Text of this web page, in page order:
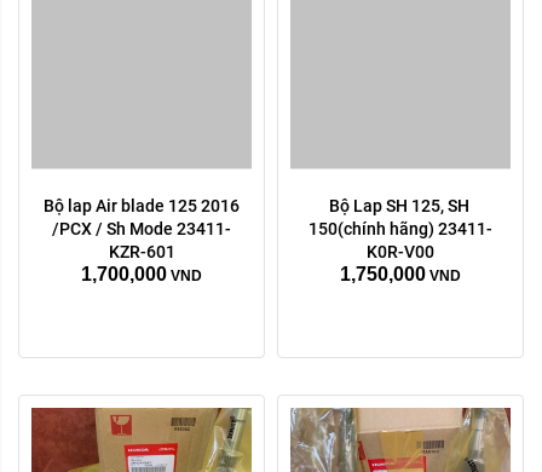
Bộ lap Air blade 125 2016
/PCX / Sh Mode 23411-
KZR-601
1,700,000 VND
Bộ Lap SH 125, SH
150(chính hãng) 23411-
K0R-V00
1,750,000 VND